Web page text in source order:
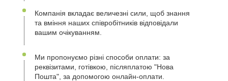
Компанія вкладає величезні сили, щоб знання
та вміння наших співробітників відповідали
вашим очікуванням.
Ми пропонуємо різні способи оплати: за
реквізитами, готівкою, післяплатою "Нова
Пошта", за допомогою онлайн-оплати.